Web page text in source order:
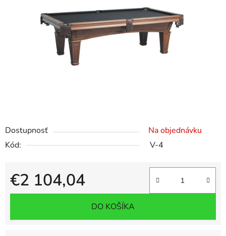
Dostupnosť
Na objednávku
Kód:
V-4
€2 104,04
Jednotková cena:
DO KOŠÍKA
hviezdičiek.